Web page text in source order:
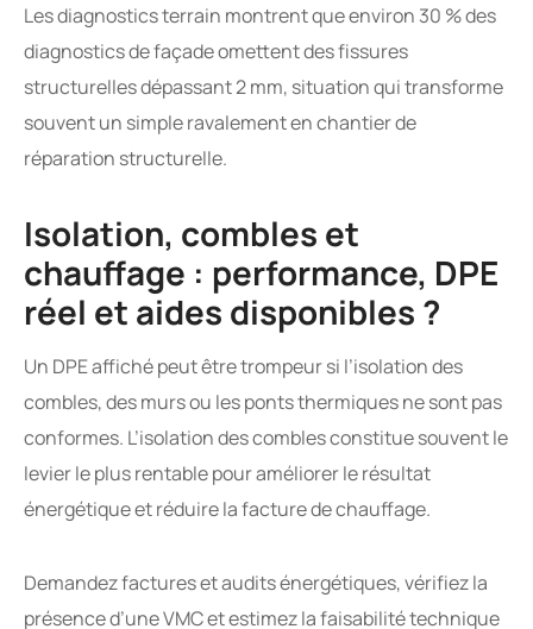
Les diagnostics terrain montrent que environ 30 % des
diagnostics de façade omettent des fissures
structurelles dépassant 2 mm, situation qui transforme
souvent un simple ravalement en chantier de
réparation structurelle.
Isolation, combles et
chauffage : performance, DPE
réel et aides disponibles ?
Un DPE affiché peut être trompeur si l’isolation des
combles, des murs ou les ponts thermiques ne sont pas
conformes. L’isolation des combles constitue souvent le
levier le plus rentable pour améliorer le résultat
énergétique et réduire la facture de chauffage.
Demandez factures et audits énergétiques, vérifiez la
présence d’une VMC et estimez la faisabilité technique